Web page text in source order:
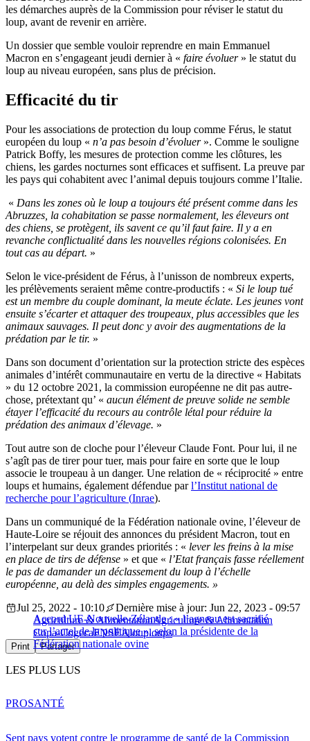
les démarches auprès de la Commission pour réviser le statut du
loup, avant de revenir en arrière.
Un dossier que semble vouloir reprendre en main Emmanuel
Macron en s’engageant jeudi dernier à « faire évoluer» le statut du
loup au niveau européen, sans plus de précision.
Efficacité du tir
Pour les associations de protection du loup comme Férus, le statut
européen du loup « n’a pas besoin d’évoluer». Comme le souligne
Patrick Boffy, les mesures de protection comme les clôtures, les
chiens, les gardes nocturnes sont efficaces et suffisent. La preuve par
les pays qui cohabitent avec l’animal depuis toujours comme l’Italie.
« Dans les zones où le loup a toujours été présent comme dans les
Abruzzes, la cohabitation se passe normalement, les éleveurs ont
des chiens, se protègent, ils savent ce qu’il faut faire. Il y a en
revanche conflictualité dans les nouvelles régions colonisées. En
tout cas au départ. »
Selon le vice-président de Férus, à l’unisson de nombreux experts,
les prélèvements seraient même contre-productifs : « Si le loup tué
est un membre du couple dominant, la meute éclate. Les jeunes vont
ensuite s’écarter et attaquer des troupeaux, plus accessibles que les
animaux sauvages. Il peut donc y avoir des augmentations de la
prédation par le tir. »
Dans son document d’orientation sur la protection stricte des espèces
animales d’intérêt communautaire en vertu de la directive « Habitats
» du 12 octobre 2021, la commission européenne ne dit pas autre-
chose, prétextant qu’ « aucun élément de preuve solide ne semble
étayer l’efficacité du recours au contrôle létal pour réduire la
prédation des animaux d’élevage. »
Tout autre son de cloche pour l’éleveur Claude Font. Pour lui, il ne
s’agît pas de tirer pour tuer, mais pour faire en sorte que le loup
associe le troupeau à un danger. Une relation de « réciprocité » entre
loups et humains, également défendue parl’Institut national de
recherche pour l’agriculture (Inrae).
Dans un communiqué de la Fédération nationale ovine, l’éleveur de
Haute-Loire se réjouit des annonces du président Macron, tout en
l’interpelant sur deux grandes priorités : « lever les freins à la mise
en place de tirs de défense » et que « l’Etat français fasse réellement
le pas de damanderun déclassementdu loup à l’échelle
européenne, au delà des simples engagements. »
Accord UE-Nouvelle-Zélande : « l’agneau est sacrifié
sur l’autel de la politique », selon la présidente de la
Fédération nationale ovine
Jul 25, 2022 - 10:10
Dernière mise à jour: Jun 22, 2023 - 09:57
Agriculture & AlimentationAgriculture & Alimentation
Copa-CogecaFNSEAlouploups
Print Partager
LES PLUS LUS
Sept pays votent contre le programme de santé de la Commission
PROSANTÉ